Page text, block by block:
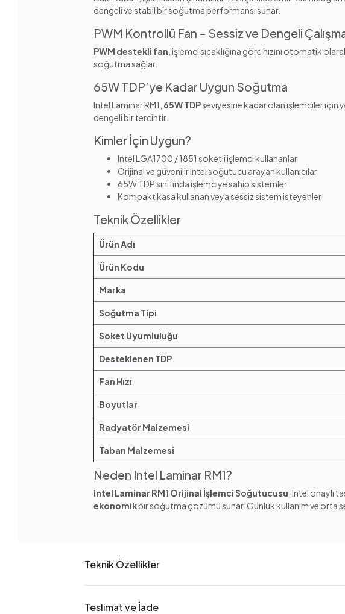
dengeli ve stabil bir soğutma performansı sunar.
PWM Kontrollü Fan – Sessiz ve Dengeli
PWM destekli fan , işlemci sıcaklığına göre hızını otomatik
soğutma sağlar.
65W TDP’ye Kadar Uygun Soğutma
Intel Laminar RM1, 65W TDPseviyesine kadar olan işlemciler için
dengeli bir tercihtir.
Kimler İçin Uygun?
Intel LGA1700 / 1851 soketli işlemci kullananlar
Orijinal ve güvenilir Intel soğutucu arayan kullanıcılar
65W TDP sınıfında işlemciye sahip sistemler
Kompakt kasa kullanan veya sessiz sistem isteyenler
Teknik Özellikler
Ürün Adı
Ürün Kodu
Marka
Soğutma Tipi
Soket Uyumluluğu
Desteklenen TDP
Fan Hızı
Boyutlar
Radyatör Malzemesi
Taban Malzemesi
Neden Intel Laminar RM1?
Intel Laminar RM1 Orijinal İşlemci Soğutucusu , Intel onaylı
ekonomikbir soğutma çözümü sunar. Günlük kullanım ve orta
Teknik Özellikler
Teslimat ve İade